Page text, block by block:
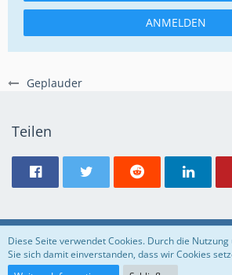
Geplauder
ANMELDEN
Teilen
Regeln Datenschutzerklärung
Diese Seite verwendet Cookies. Durch die
Sie sich damit einverstanden, dass wir Cookies